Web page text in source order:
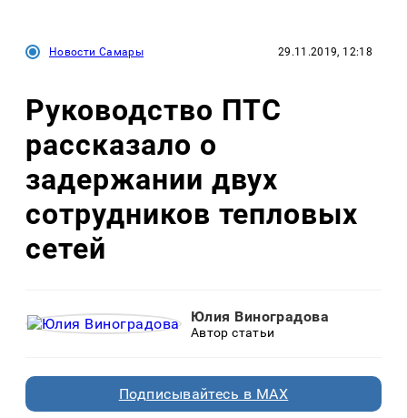
Новости Самары 29.11.2019, 12:18
Руководство ПТС
рассказало о
задержании двух
сотрудников тепловых
сетей
Юлия Виноградова
Автор статьи
Подписывайтесь в MAX